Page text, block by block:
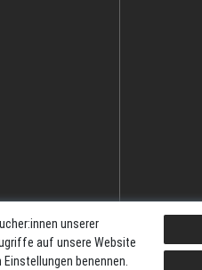
unserer
auf unsere Website
benennen.